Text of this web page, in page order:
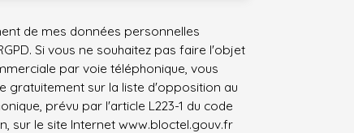
de mes données personnelles
Si vous ne souhaitez pas faire l'objet
par voie téléphonique, vous
gratuitement sur la liste d'opposition au
prévu par l'article L223-1 du code
sur le site Internet www.bloctel.gouv.fr